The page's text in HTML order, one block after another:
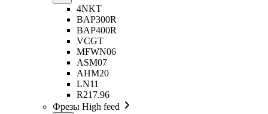
4NKT
BAP300R
BAP400R
VCGT
MFWN06
ASM07
AHM20
LN11
R217.96
Фрезы High feed